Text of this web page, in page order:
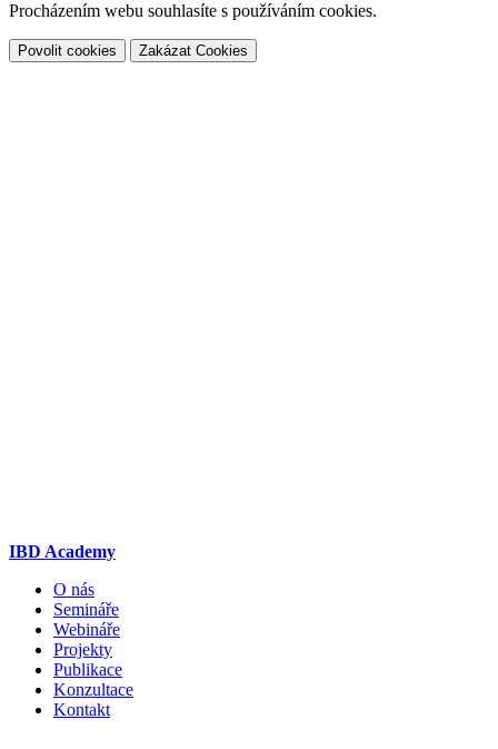
Procházením webu souhlasíte s používáním cookies.
Povolit cookies Zakázat Cookies
IBD Academy
O nás
Semináře
Webináře
Projekty
Publikace
Konzultace
Kontakt